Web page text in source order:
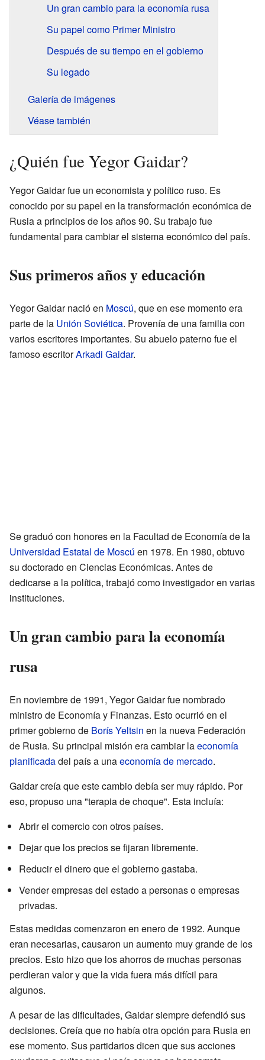
Un gran cambio para la economía rusa
Su papel como Primer Ministro
Después de su tiempo en el gobierno
Su legado
Galería de imágenes
Véase también
¿Quién fue Yegor Gaidar?
Yegor Gaidar fue un economista y político ruso. Es
conocido por su papel en la transformación económica de
Rusia a principios de los años 90. Su trabajo fue
fundamental para cambiar el sistema económico del país.
Sus primeros años y educación
Yegor Gaidar nació en Moscú, que en ese momento era
parte de la Unión Soviética. Provenía de una familia con
varios escritores importantes. Su abuelo paterno fue el
famoso escritorArkadi Gaidar.
Se graduó con honores en la Facultad de Economía de la
Universidad Estatal de Moscú en 1978. En 1980, obtuvo
su doctorado en Ciencias Económicas. Antes de
dedicarse a la política, trabajó como investigador en varias
instituciones.
Un gran cambio para la economía
rusa
En noviembre de 1991, Yegor Gaidar fue nombrado
ministro de Economía y Finanzas. Esto ocurrió en el
primer gobierno de Borís Yeltsin en la nueva Federación
de Rusia. Su principal misión era cambiar laeconomía
planificadadel país a unaeconomía de mercado.
Gaidar creía que este cambio debía ser muy rápido. Por
eso, propuso una "terapia de choque". Esta incluía:
Abrir el comercio con otros países.
Dejar que los precios se fijaran libremente.
Reducir el dinero que el gobierno gastaba.
Vender empresas del estado a personas o empresas
privadas.
Estas medidas comenzaron en enero de 1992. Aunque
eran necesarias, causaron un aumento muy grande de los
precios. Esto hizo que los ahorros de muchas personas
perdieran valor y que la vida fuera más difícil para
algunos.
A pesar de las dificultades, Gaidar siempre defendió sus
decisiones. Creía que no había otra opción para Rusia en
ese momento. Sus partidarios dicen que sus acciones